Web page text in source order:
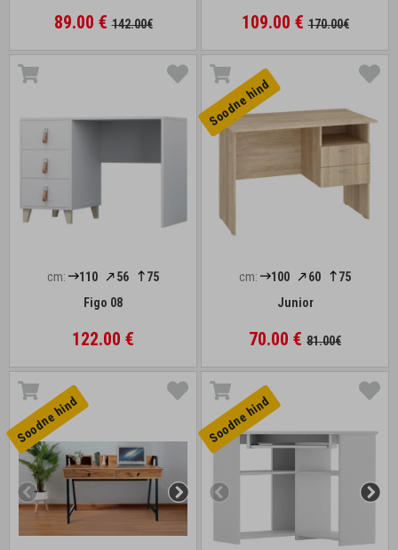
89.00 €142.00€ 109.00 €170.00€
cm: 110 56
75
Figo 08
122.00 €
Soodne hind
cm: 100 60
75
Junior
70.00 € 81.00€
Soodne hind Soodne hind